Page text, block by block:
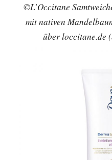
©L’Occitane
mit nativen
über loccitane.de